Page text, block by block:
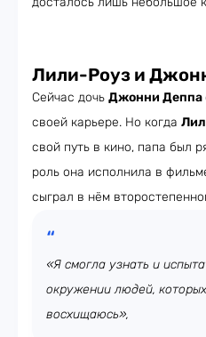
Лили-Роуз и
Сейчас дочь Джонни Деппа
своей карьере. Но когда
свой путь в кино, папа был
роль она исполнила в
сыграл в нём
«Я смогла узнать и
окружении людей,
восхищаюсь»,